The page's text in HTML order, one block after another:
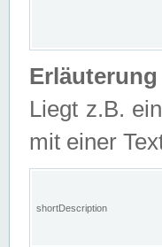
Liegt z.B.
mit einer
shortDescription